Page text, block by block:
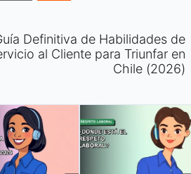
Definitiva de Habilidades de
al Cliente para Triunfar en
Chile (2026)